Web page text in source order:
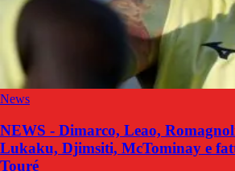
News
NEWS - Dimarco, Leao,
Lukaku, Djimsiti, McTominay e
Touré